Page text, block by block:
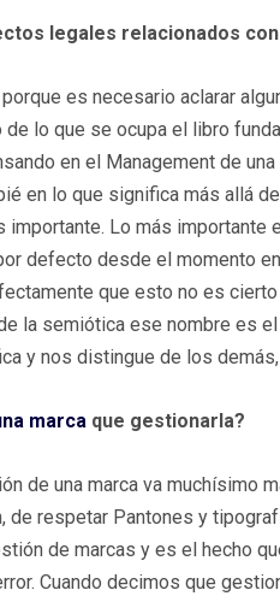
legales relacionados
es necesario aclarar
de lo que se ocupa el libro
en el Management de
en lo que significa más allá
importante. Lo más
defecto desde el momento
que esto no es
la semiótica ese nombre es
y nos distingue de los
marca que gestionarla?
de una marca va muchísimo
de respetar Pantones y
de marcas y es el hecho
Cuando decimos que